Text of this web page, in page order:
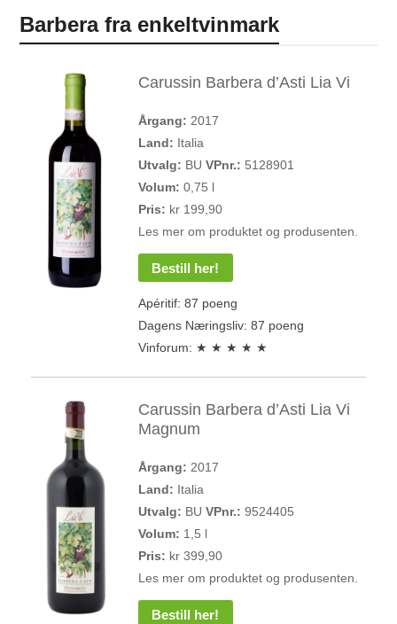
Barbera fra enkeltvinmark
Carussin Barbera d’Asti Lia Vi
Årgang: 2017
Land: Italia
Utvalg: BU VPnr.: 5128901
Volum: 0,75 l
Pris: kr 199,90
Les mer om produktet og produsenten.
Bestill her!
Apéritif: 87 poeng
Dagens Næringsliv: 87 poeng
Vinforum: ★ ★ ★ ★ ★
Carussin Barbera d’Asti Lia Vi
Magnum
Årgang: 2017
Land: Italia
Utvalg: BU VPnr.: 9524405
Volum: 1,5 l
Pris: kr 399,90
Les mer om produktet og produsenten.
Bestill her!